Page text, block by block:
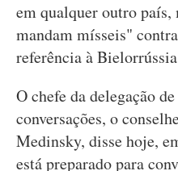
em qualquer outro país,
mandam mísseis"
referência à
O chefe da delegação
conversações, o
Medinsky, disse hoje,
está preparado para